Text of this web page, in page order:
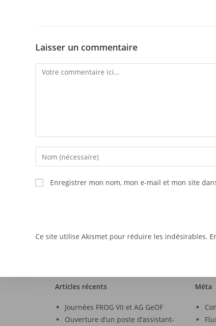
Laisser un commentaire
Enregistrer mon nom, mon e-mail et mon site
Ce site utilise Akismet pour réduire les indésirables.
Articles récents
Journées FROG VII et AG GeOF
Ouverture d’un poste d’assistant-
Méta